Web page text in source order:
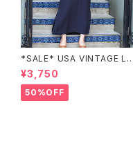
*SALE* USA VINTAGE
claiborne EMBROIDERY
DESIGN NAVY ONE PIEC
E/アメリカ古着刺繍デザイン
ネイビーワンピース
¥3,750
50%OFF